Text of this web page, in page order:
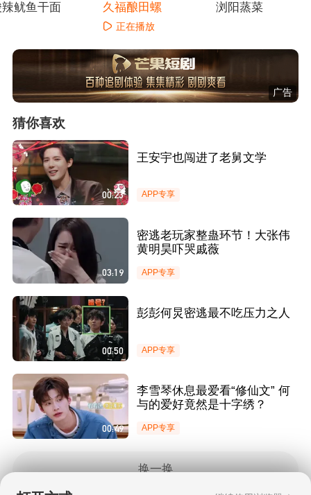
鱿鱼干面 久福酿田螺
正在播放
浏阳蒸菜
广告
猜你喜欢
00:23
王安宇也闯进了老舅文学
APP专享
03:19
密逃老玩家整蛊环节！大张伟
黄明昊吓哭戚薇
APP专享
00:50
彭彭何炅密逃最不吃压力之人
APP专享
00:49
李雪琴休息最爱看“修仙文” 何
与的爱好竟然是十字绣？
APP专享
换一换